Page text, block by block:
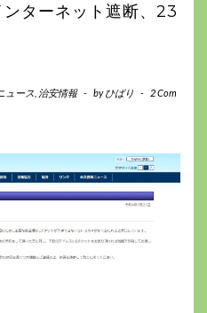
ターネット遮断、23
ュース 治安情報 - byひばり -
2 Com